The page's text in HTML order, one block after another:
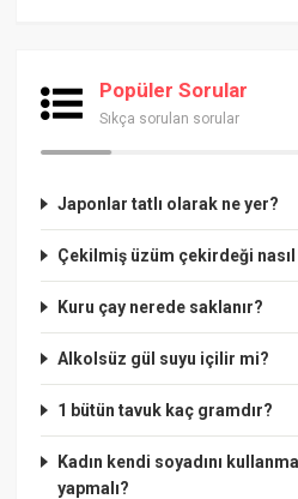
Popüler Sorular
Sıkça sorulan sorular
Japonlar tatlı olarak ne yer?
Çekilmiş üzüm çekirdeği nasıl
Kuru çay nerede saklanır?
Alkolsüz gül suyu içilir mi?
1 bütün tavuk kaç gramdır?
Kadın kendi soyadını
yapmalı?